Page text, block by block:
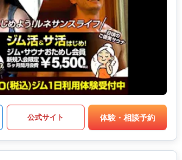
公式サイト 体験・相談予約